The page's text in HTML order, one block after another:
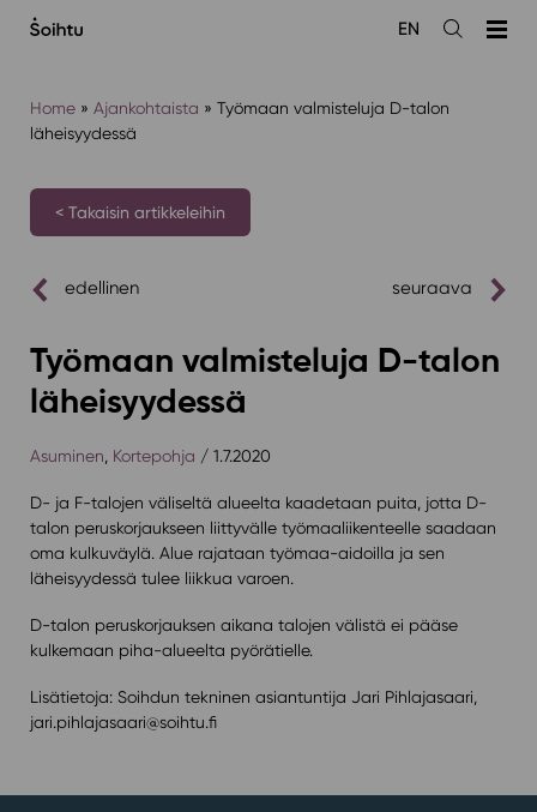
sisältöön
Avaa
EN
Home» Ajankohtaista » Työmaan valmisteluja D-talon
läheisyydessä
< Takaisin artikkeleihin
edellinen seuraava
Työmaan valmisteluja D-talon
läheisyydessä
Asuminen Kortepohja / 1.7.2020
D- ja F-talojen väliseltä alueelta kaadetaan puita, jotta D-
talon peruskorjaukseen liittyvälle työmaaliikenteelle saadaan
oma kulkuväylä. Alue rajataan työmaa-aidoilla ja sen
läheisyydessä tulee liikkua varoen.
D-talon peruskorjauksen aikana talojen välistä ei pääse
kulkemaan piha-alueelta pyörätielle.
Lisätietoja: Soihdun tekninen asiantuntija Jari Pihlajasaari,
jari.pihlajasaari@soihtu.fi